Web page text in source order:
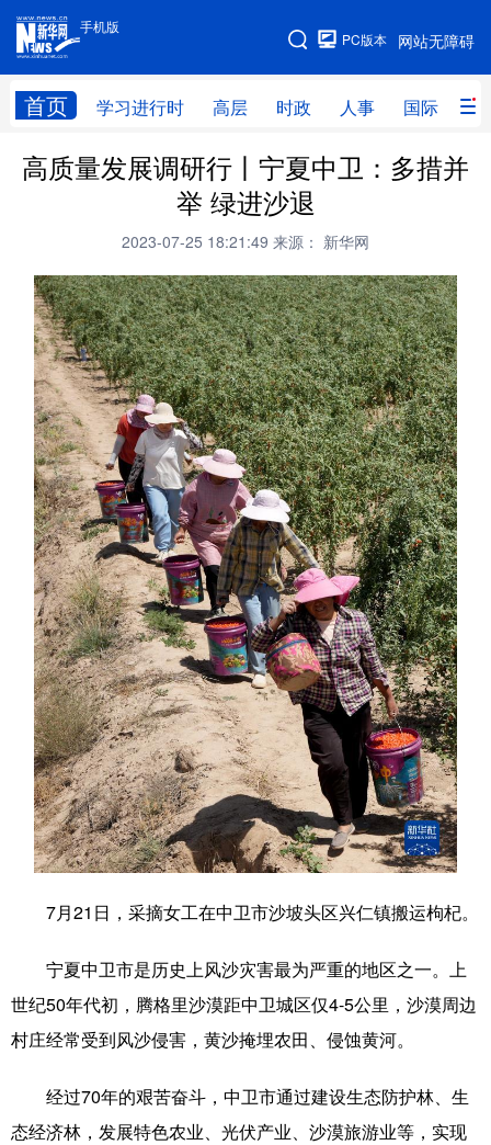
手机版
网站无障碍
PC版本
首页 学习进行时 高层 时政 人事 国际 财
手机版
网站地图
学习进行时 高层 时政 人事
财经 网评
全球连线
科技 科创 量子 体育
文化 书画 健康 军事
访谈 视频 图片 政务
法律 中央文件 金融 汽车
食品 人居 信息化 数字经济
学术中国 乡村振兴 银龄 溯源中国
城市 旅游 能源 会展
彩票 娱乐 时尚 悦读
公益 一带一路 亚太网 上市公司
文化产业
地方频道
北京 天津 河北 山西
广东 广西 海南
陕西 甘肃 青海 宁夏
高质量发展调研行丨宁夏中卫：多措并
举 绿进沙退
2023-07-25 18:21:49 来源： 新华网
7月21日，采摘女工在中卫市沙坡头区兴仁镇搬运枸杞。
宁夏中卫市是历史上风沙灾害最为严重的地区之一。上
世纪50年代初，腾格里沙漠距中卫城区仅4-5公里，沙漠周边
村庄经常受到风沙侵害，黄沙掩埋农田、侵蚀黄河。
经过70年的艰苦奋斗，中卫市通过建设生态防护林、生
态经济林，发展特色农业、光伏产业、沙漠旅游业等，实现